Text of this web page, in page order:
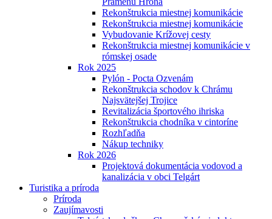
Rekonštrukcia miestnej komunikácie
Rekonštrukcia miestnej komunikácie
Vybudovanie Krížovej cesty
Rekonštrukcia miestnej komunikácie v
rómskej osade
Rok 2025
Pylón - Pocta Ozvenám
Rekonštrukcia schodov k Chrámu
Najsvätejšej Trojice
Revitalizácia športového ihriska
Rekonštrukcia chodníka v cintoríne
Rozhľadňa
Nákup techniky
Rok 2026
Projektová dokumentácia vodovod a
kanalizácia v obci Telgárt
Turistika a príroda
Príroda
Zaujímavosti